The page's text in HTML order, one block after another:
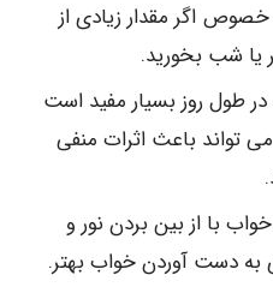
اگر مقدار زیادی از
یا شب بخورید.
طول روز بسیار مفید است
تواند باعث اثرات منفی
با از بین بردن نور و
دست آوردن خواب بهتر.